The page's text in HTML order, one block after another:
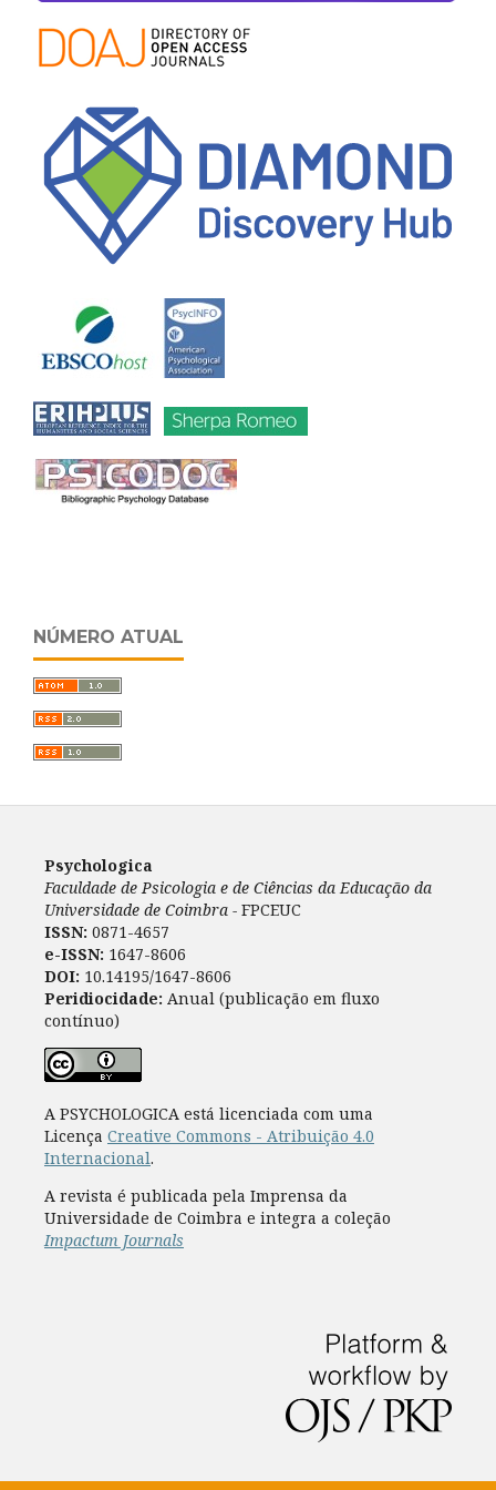
NÚMERO ATUAL
Psychologica
Faculdade de Psicologia e de Ciências da Educação da
Universidade de Coimbra - FPCEUC
ISSN: 0871-4657
e-ISSN: 1647-8606
DOI: 10.14195/1647-8606
Peridiocidade: Anual (publicação em fluxo
contínuo)
A PSYCHOLOGICA está licenciada com uma
Licença Creative Commons - Atribuição 4.0
Internacional.
A revista é publicada pela Imprensa da
Universidade de Coimbra e integra a coleção
Impactum Journals